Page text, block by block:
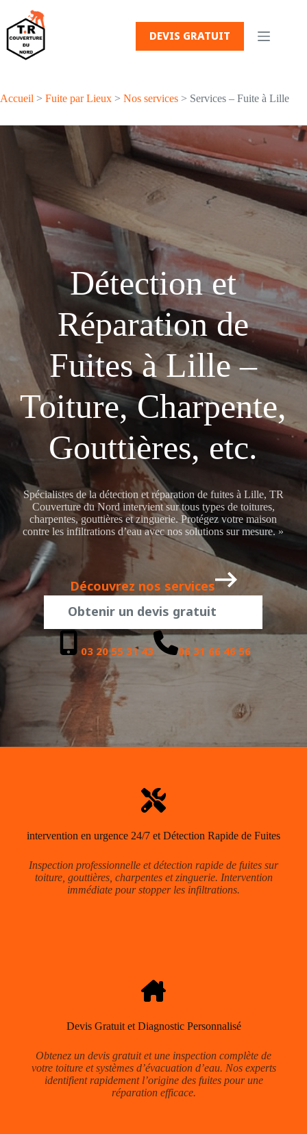
contenu
DEVIS GRATUIT
Accueil > Fuite par Lieux > Nos services > Services – Fuite à Lille
Détection et
Réparation de
Fuites à Lille –
Toiture, Charpente,
Gouttières, etc.
Spécialistes de la détection et réparation de fuites à Lille, TR
Couverture du Nord intervient sur tous types de toitures,
charpentes, gouttières et zinguerie. Protégez votre maison
contre les infiltrations d’eau avec nos solutions sur mesure. »
Découvrez nos services
Obtenir un devis gratuit
03 20 55 31 43 06 31 66 46 56
intervention en urgence 24/7 et Détection Rapide de Fuites
Inspection professionnelle et détection rapide de fuites sur
toiture, gouttières, charpentes et zinguerie. Intervention
immédiate pour stopper les infiltrations.
Devis Gratuit et Diagnostic Personnalisé
Obtenez un devis gratuit et une inspection complète de
votre toiture et systèmes d’évacuation d’eau. Nos experts
identifient rapidement l’origine des fuites pour une
réparation efficace.